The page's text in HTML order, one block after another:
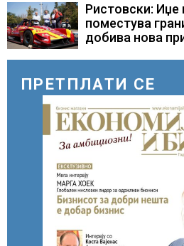
Ристовски: Иџе
поместува
добива нова
ПРЕТПЛАТИ СЕ